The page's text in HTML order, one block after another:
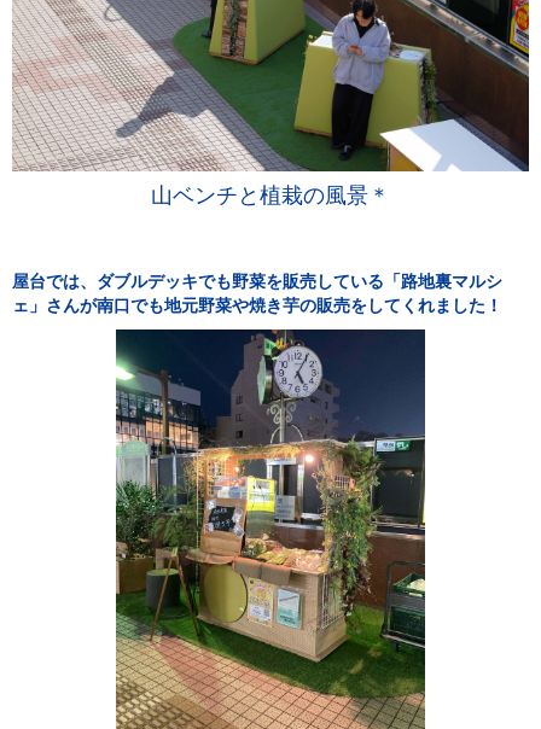
山ベンチと植栽の風景＊
屋台では、ダブルデッキでも野菜を販売している「路地裏マルシ
ェ」さんが南口でも地元野菜や焼き芋の販売をしてくれました！